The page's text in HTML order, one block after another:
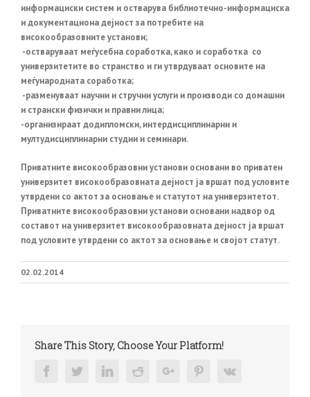
информациски систем и остварува библиотечно-информациска
и документациона дејност за потребите на
високообразовните установи;
-остваруваат меѓусебна соработка, како и соработка со
универзитетите во странство и ги утврдуваат основите на
меѓународната соработка;
-разменуваат научни и стручни услуги и производи со домашни
и странски физички и правни лица;
-организираат додипломски, интердисциплинарни и
мултудисциплинарни студии и семинари.
Приватните високообразовни установи основани во приватен
универзитет високообразовната дејност ја вршат под условите
утврдени со актот за основање и статутот на универзитетот.
Приватните високообразовни установи основани надвор од
составот на универзитет високообразовната дејност ја вршат
под условите утврдени со актот за основање и својот статут.
02.02.2014
Share This Story, Choose Your Platform!
FacebookTwitterLinkedinRedditGoogle+ PinterestVk